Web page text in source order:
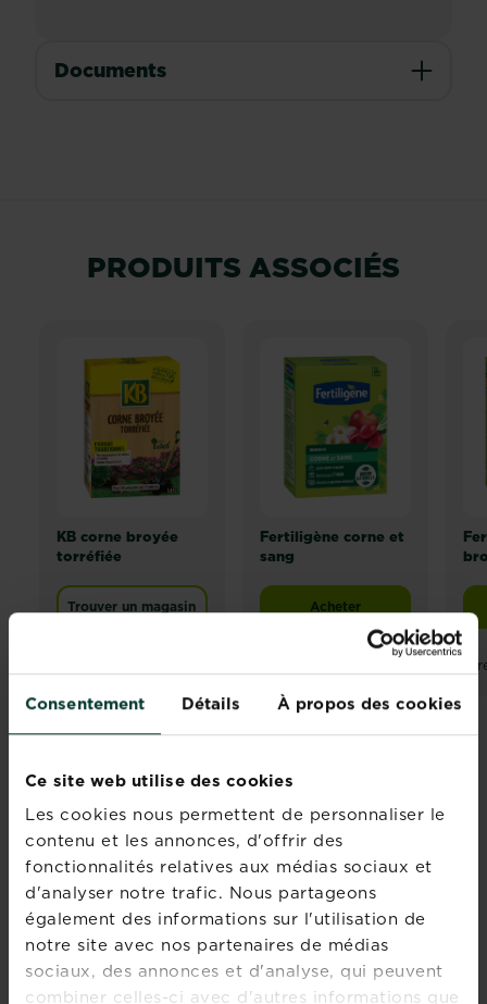
Consentement Détails À propos des cookies
Ce site web utilise des cookies
Les cookies nous permettent de personnaliser le
contenu et les annonces, d'offrir des
fonctionnalités relatives aux médias sociaux et
d'analyser notre trafic. Nous partageons
également des informations sur l'utilisation de
notre site avec nos partenaires de médias
sociaux, des annonces et d'analyse, qui peuvent
combiner celles-ci avec d'autres informations que
Documents
PRODUITS ASSOCIÉS
KB corne broyée
torréfiée
Trouver un magasin
Fertiligène corne et
sang
Acheter
Fertiligène corne et
Comparez les
Rejoignez la
newsletter La
Pause Jardin
Recevez des conseils sur-
mesure directement dans
votre boîte mail